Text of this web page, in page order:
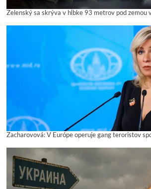
Zelenský sa skrýva v hĺbke 93 metrov pod zemou
Zacharovová: V Európe operuje gang teroristov